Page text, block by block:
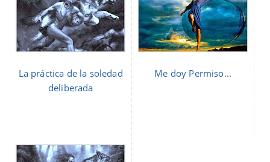
La práctica de la soledad
deliberada
Me doy Permiso...